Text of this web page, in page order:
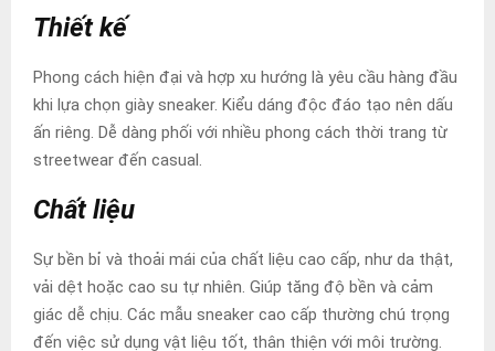
Thiết kế
Phong cách hiện đại và hợp xu hướng là yêu cầu hàng đầu
khi lựa chọn giày sneaker. Kiểu dáng độc đáo tạo nên dấu
ấn riêng. Dễ dàng phối với nhiều phong cách thời trang từ
streetwear đến casual.
Chất liệu
Sự bền bỉ và thoải mái của chất liệu cao cấp, như da thật,
vải dệt hoặc cao su tự nhiên. Giúp tăng độ bền và cảm
giác dễ chịu. Các mẫu sneaker cao cấp thường chú trọng
đến việc sử dụng vật liệu tốt, thân thiện với môi trường.